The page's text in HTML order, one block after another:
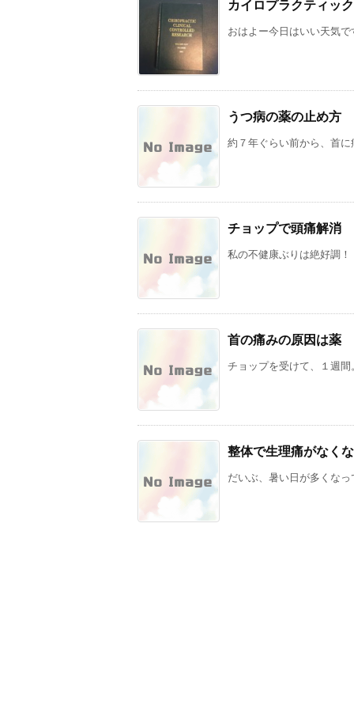
カイロプラクティッ
おはよー今日はいい天気
うつ病の薬の止め方
約７年ぐらい前から、首
チョップで頭痛解消
私の不健康ぶりは絶好調
首の痛みの原因は薬
チョップを受けて、１週
整体で生理痛がなく
だいぶ、暑い日が多くな